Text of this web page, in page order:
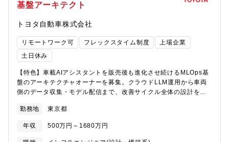
担える点にあります。AI×モビリティという未成熟かつ競争の激し
用される標準となり、将来のサービス開発スピードや拡張性を左
右します。技術トレンドを追うだけでなく、アーキテクトとして
の判断が“形として残り続ける”。このスケール感と裁量は、本ポジ
ションならではの魅力です。職務内容AI技術を活用した次世代モ
ビリティプラットフォームにおいて、クラウド・エッジ（車載／
IoT）を横断するアーキテクチャの構想から設計、実装方針策定ま
でを一気通貫で担っていただきます。最初は中核領域の設計レビ
ュー／意思決定支援から入り、段階的に設計標準の策定・展開ま
配置に関する重要な設計判断をリードする立場として、知能化サ
ービスPFの中核を形にしていただきます。具体的な業務内容AI技
基盤アーキテクト
トヨタ自動車株式会社
リモートワーク可 フレックスタイム制度
上場企業
土日休み
【特色】車載AIアシスタントを販売後も進化させ続けるMLOps基
盤のアーキテクチャオーナーを募集。クラウドLLM運用から車両
側のデータ収集・モデル配信まで、改善サイクル全体の設計をリ
変革に向け、車載AIアシスタントを中心としたソフトウェアサー
ビスの開発を推進しています。本ポジションは、その改善サイク
ル全体（クラウド側のLLM運用から、車両側のテレメトリ収集・
モデル配信まで）のアーキテクチャオーナーです。個別コンポー
勤務地 東京都
年収 500万円～1680万円